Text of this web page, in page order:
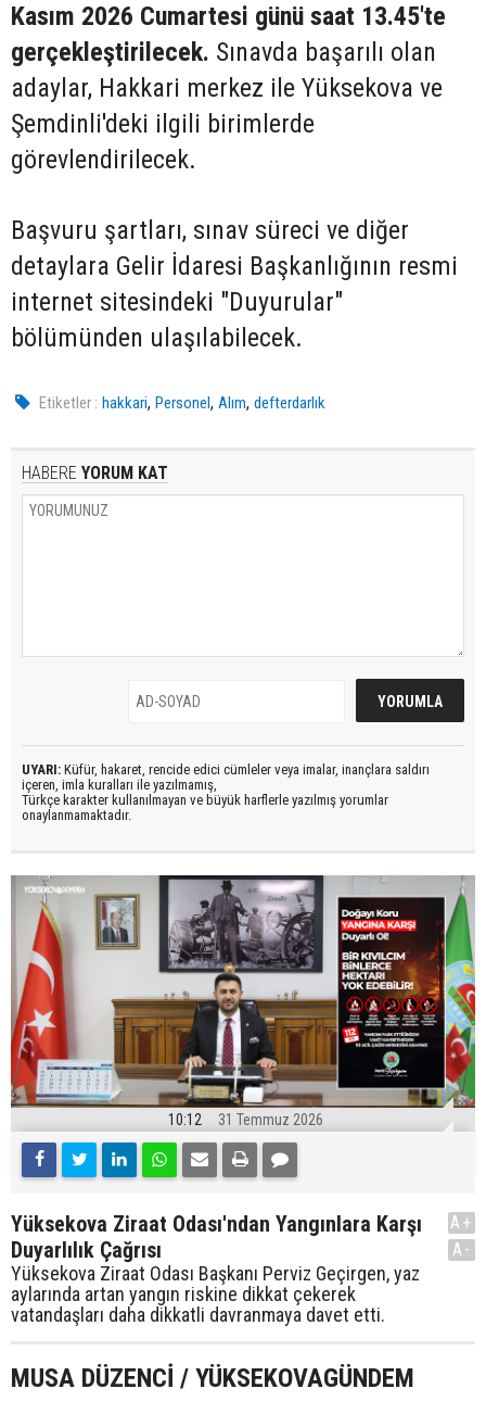
Kasım 2026 Cumartesi günü saat 13.45'te
gerçekleştirilecek. Sınavda başarılı olan
adaylar, Hakkari merkez ile Yüksekova ve
Şemdinli'deki ilgili birimlerde
görevlendirilecek.
Başvuru şartları, sınav süreci ve diğer
detaylara Gelir İdaresi Başkanlığının resmi
internet sitesindeki "Duyurular"
bölümünden ulaşılabilecek.
Etiketler : hakkari,Personel,Alım,defterdarlık
HABERE YORUM KAT
UYARI: Küfür, hakaret, rencide edici cümleler veya imalar, inançlara saldırı
içeren, imla kuralları ile yazılmamış,
Türkçe karakter kullanılmayan ve büyük harflerle yazılmış yorumlar
onaylanmamaktadır.
10:12 31 Temmuz 2026
Yüksekova Ziraat Odası'ndan Yangınlara Karşı
Duyarlılık Çağrısı
Yüksekova Ziraat Odası Başkanı Perviz Geçirgen, yaz
aylarında artan yangın riskine dikkat çekerek
vatandaşları daha dikkatli davranmaya davet etti.
A+
A-
MUSA DÜZENCİ / YÜKSEKOVAGÜNDEM